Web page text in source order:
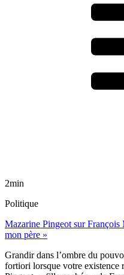
2min
Politique
Mazarine Pingeot sur François
mon père »
Grandir dans l’ombre du
fortiori lorsque votre existence